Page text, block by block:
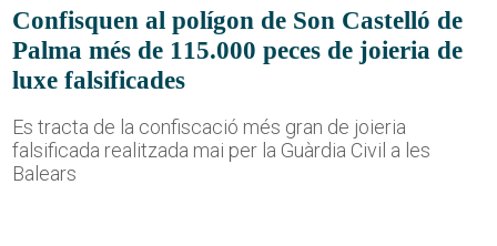
Confisquen al polígon de Son Castelló de
Palma més de 115.000 peces de joieria de
luxe falsificades
Es tracta de la confiscació més gran de joieria
falsificada realitzada mai per la Guàrdia Civil a les
Balears